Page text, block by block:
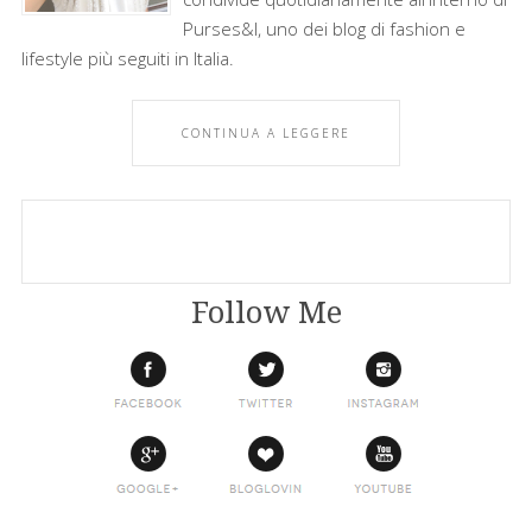
Purses&I, uno dei blog di fashion e
lifestyle più seguiti in Italia.
CONTINUA A LEGGERE
Follow Me